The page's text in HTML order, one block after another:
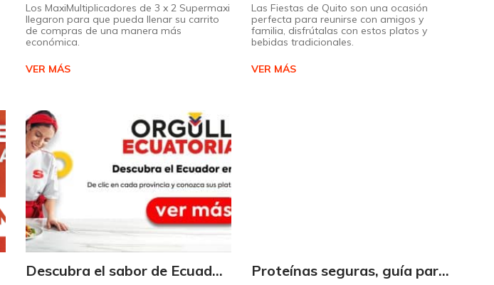
Los MaxiMultiplicadores de 3 x 2 Supermaxi
llegaron para que pueda llenar su carrito
de compras de una manera más
económica.
VER MÁS
Las Fiestas de Quito son una ocasión
perfecta para reunirse con amigos y
familia, disfrútalas con estos platos y
bebidas tradicionales.
VER MÁS
Descubra el sabor de Ecuador con nuestro mapa interactivo de recetas Proteínas seguras, guía para almacenarlas correctamente Copiar